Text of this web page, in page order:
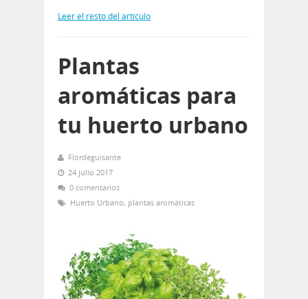
Leer el resto del artículo
Plantas
aromáticas para
tu huerto urbano
Flordeguisante
24 julio 2017
0 comentarios
Huerto Urbano, plantas aromáticas